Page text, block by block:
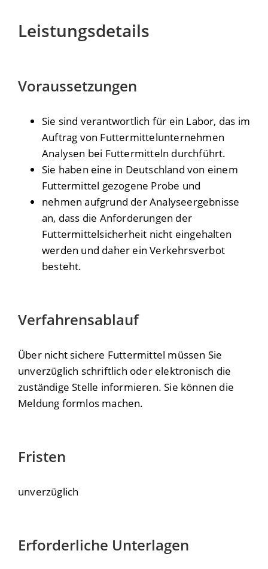
Leistungsdetails
Voraussetzungen
Sie sind verantwortlich für ein Labor, das im
Auftrag von Futtermittelunternehmen
Analysen bei Futtermitteln durchführt.
Sie haben eine in Deutschland von einem
Futtermittel gezogene Probe und
nehmen aufgrund der Analyseergebnisse
an, dass die Anforderungen der
Futtermittelsicherheit nicht eingehalten
werden und daher ein Verkehrsverbot
besteht.
Verfahrensablauf
Über nicht sichere Futtermittel müssen Sie
unverzüglich schriftlich oder elektronisch die
zuständige Stelle informieren. Sie können die
Meldung formlos machen.
Fristen
unverzüglich
Erforderliche Unterlagen